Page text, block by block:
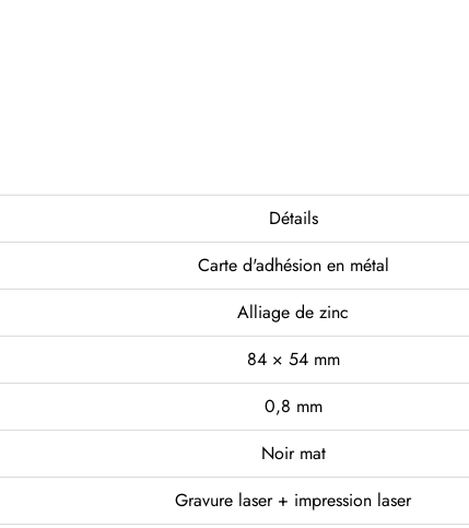
Détails
Carte d'adhésion en métal
Alliage de zinc
84 × 54 mm
0,8 mm
Noir mat
Gravure laser + impression laser